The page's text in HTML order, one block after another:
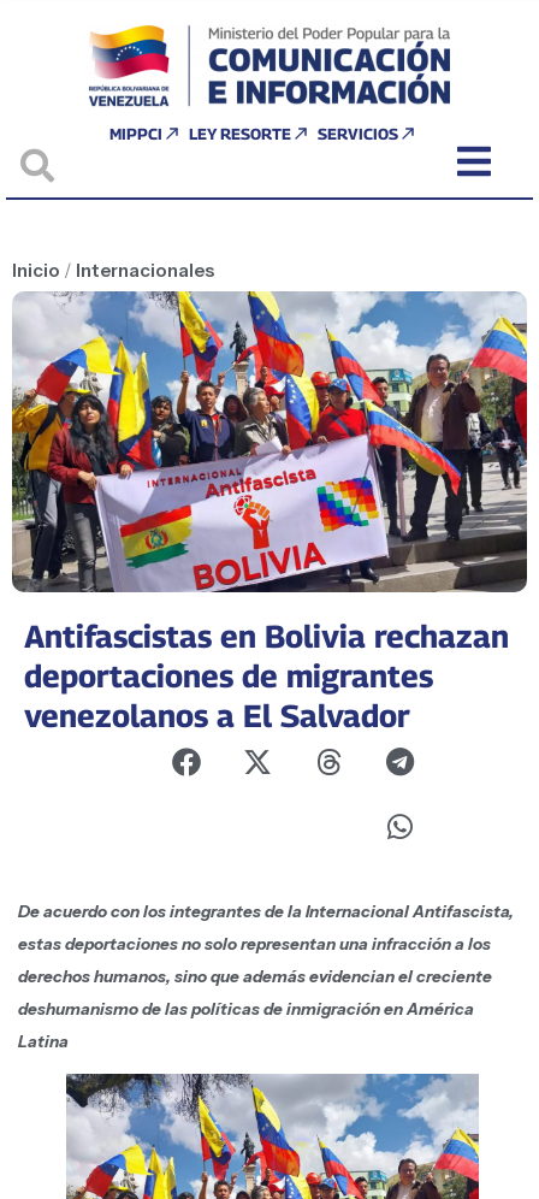
MIPPCI LEY RESORTE SERVICIOS
Inicio / Internacionales
Antifascistas en Bolivia rechazan
deportaciones de migrantes
venezolanos a El Salvador
De acuerdo con los integrantes de la Internacional Antifascista,
estas deportaciones no solo representan una infracción a los
derechos humanos, sino que además evidencian el creciente
deshumanismo de las políticas de inmigración en América
Latina